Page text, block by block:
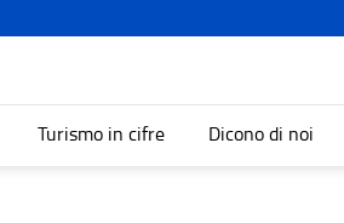
Turismo in cifre Dicono di noi